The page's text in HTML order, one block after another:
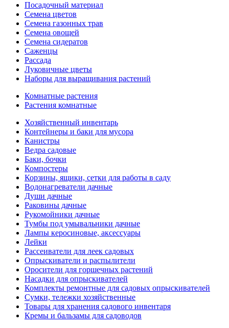
Посадочный материал
Семена цветов
Семена газонных трав
Семена овощей
Семена сидератов
Саженцы
Рассада
Луковичные цветы
Наборы для выращивания растений
Комнатные растения
Растения комнатные
Хозяйственный инвентарь
Контейнеры и баки для мусора
Канистры
Ведра садовые
Баки, бочки
Компостеры
Корзины, ящики, сетки для работы в саду
Водонагреватели дачные
Души дачные
Раковины дачные
Рукомойники дачные
Тумбы под умывальники дачные
Лампы керосиновые, аксессуары
Лейки
Рассеиватели для леек садовых
Опрыскиватели и распылители
Оросители для горшечных растений
Насадки для опрыскивателей
Комплекты ремонтные для садовых опрыскивателей
Сумки, тележки хозяйственные
Товары для хранения садового инвентаря
Кремы и бальзамы для садоводов